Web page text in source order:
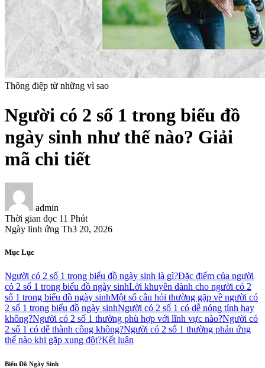
Thông điệp từ những vì sao
Người có 2 số 1 trong biểu đồ
ngày sinh như thế nào? Giải
mã chi tiết
admin
Thời gian đọc 11 Phút
Ngày linh ứng Th3 20, 2026
Mục Lục
Người có 2 số 1 trong biểu đồ ngày sinh là gì?Đặc điểm của người
có 2 số 1 trong biểu đồ ngày sinhLời khuyên dành cho người có 2
số 1 trong biểu đồ ngày sinhMột số câu hỏi thường gặp về người có
2 số 1 trong biểu đồ ngày sinhNgười có 2 số 1 có dễ nóng tính hay
không?Người có 2 số 1 thường phù hợp với lĩnh vực nào?Người có
2 số 1 có dễ thành công không?Người có 2 số 1 thường phản ứng
thế nào khi gặp xung đột?Kết luận
Biểu Đồ Ngày Sinh